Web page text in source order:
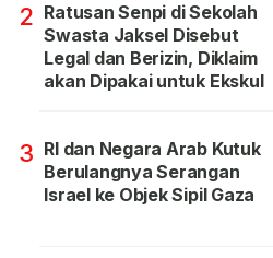
2 Ratusan Senpi di Sekolah
Swasta Jaksel Disebut
Legal dan Berizin, Diklaim
akan Dipakai untuk Ekskul
3 RI dan Negara Arab Kutuk
Berulangnya Serangan
Israel ke Objek Sipil Gaza